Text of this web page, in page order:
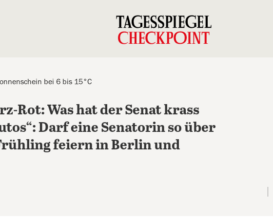
bei 6 bis 15°C
Rot: Was hat der Senat krass
Darf eine Senatorin so über
feiern in Berlin und